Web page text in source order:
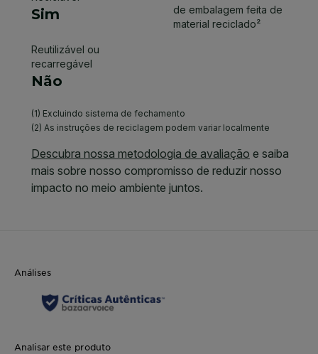
Análises
Analisar este produto